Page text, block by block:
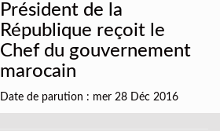
Président de la
République reçoit le
Chef du gouvernement
marocain
Date de parution : mer 28 Déc 2016